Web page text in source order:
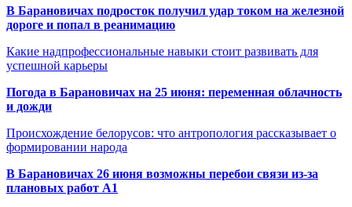
В Барановичах подросток получил удар током на железной
дороге и попал в реанимацию
Какие надпрофессиональные навыки стоит развивать для
успешной карьеры
Погода в Барановичах на 25 июня: переменная облачность
и дожди
Происхождение белорусов: что антропология рассказывает о
формировании народа
В Барановичах 26 июня возможны перебои связи из-за
плановых работ A1